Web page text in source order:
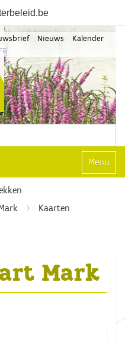
Nieuws
Kalender
Klap
Kaarten
Mark